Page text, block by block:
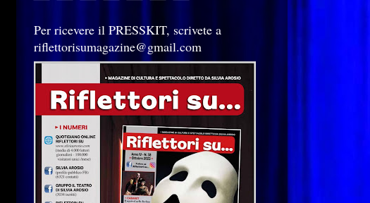
Per ricevere il PRESSKIT, scrivete a
riflettorisumagazine@gmail.com